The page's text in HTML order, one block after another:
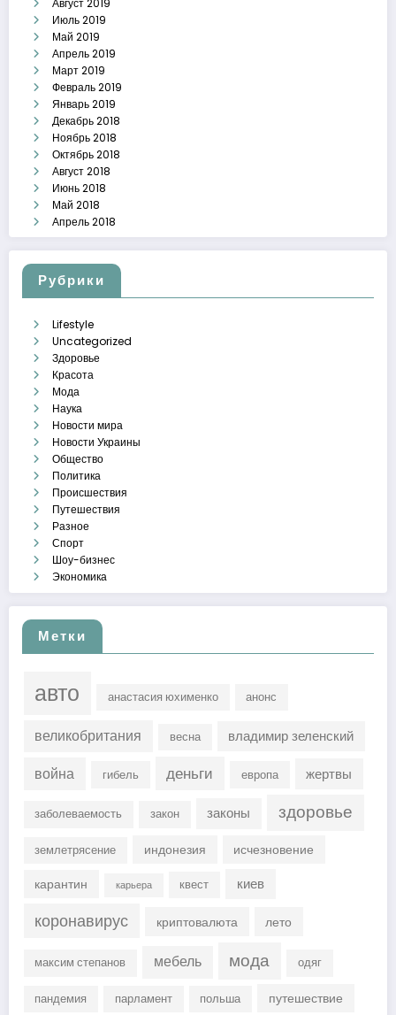
Июль 2019
Май 2019
Апрель 2019
Март 2019
Февраль 2019
Январь 2019
Декабрь 2018
Ноябрь 2018
Октябрь 2018
Август 2018
Июнь 2018
Май 2018
Апрель 2018
Рубрики
Lifestyle
Uncategorized
Здоровье
Красота
Мода
Наука
Новости мира
Новости Украины
Общество
Политика
Происшествия
Путешествия
Разное
Спорт
Шоу-бизнес
Экономика
Метки
авто анастасия юхименко анонс
великобритания весна владимир зеленский
война гибель деньги европа жертвы
заболеваемость закон законы здоровье
землетрясение индонезия
исчезновение
карантин
карьера квест киев
коронавирус криптовалюта лето
максим степанов мебель мода одяг
пандемия парламент польша путешествие